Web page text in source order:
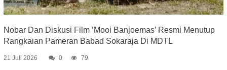
Nobar Dan Diskusi Film ‘Mooi Banjoemas’ Resmi Menutup
Rangkaian Pameran Babad Sokaraja Di MDTL
21 Juli 2026 0 79